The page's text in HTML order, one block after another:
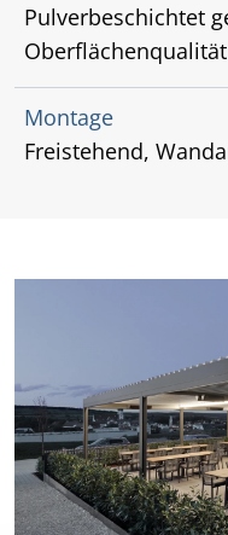
Pulverbeschichtet
Montage
Freistehend,